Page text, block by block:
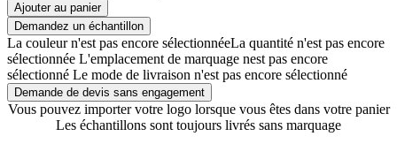
Ajouter au panier
Demandez un échantillon
La couleur n'est pas encore sélectionnéeLa quantité n'est pas encore
sélectionnée L'emplacement de marquage nest pas encore
sélectionné Le mode de livraison n'est pas encore sélectionné
Demande de devis sans engagement
Vous pouvez importer votre logo lorsque vous êtes dans votre panier
Les échantillons sont toujours livrés sans marquage